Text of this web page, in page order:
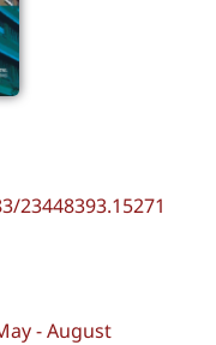
23448393.15271
- August